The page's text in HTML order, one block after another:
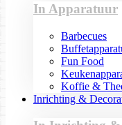
In Apparatuur
Barbecues
Fun Food
Koffie &
Inrichting &